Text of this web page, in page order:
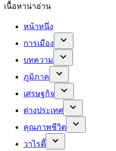
เนื้อหาน่าอ่าน
หน้าหนึ่ง
การเมือง
บทความ
ภูมิภาค
เศรษฐกิจ
ต่างประเทศ
คุณภาพชีวิต
วาไรตี้